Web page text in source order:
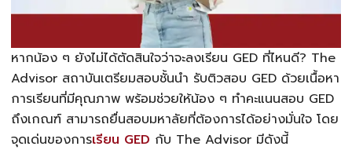
หากน้อง ๆ ยังไม่ได้ตัดสินใจว่าจะลงเรียน GED ที่ไหนดี? The
Advisor สถาบันเตรียมสอบชั้นนำ รับติวสอบ GED ด้วยเนื้อหา
การเรียนที่มีคุณภาพ พร้อมช่วยให้น้อง ๆ ทำคะแนนสอบ GED
ถึงเกณฑ์ สามารถยื่นสอบมหาลัยที่ต้องการได้อย่างมั่นใจ โดย
จุดเด่นของการเรียน GED กับ The Advisor มีดังนี้